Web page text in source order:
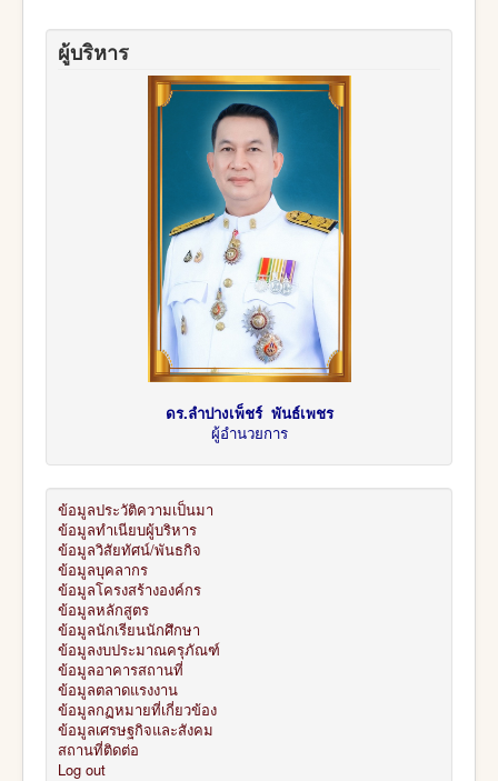
ผู้บริหาร
ดร.ลำปางเพ็ชร์ พันธ์เพชร
ผู้อำนวยการ
ข้อมูลประวัติความเป็นมา
ข้อมูลทำเนียบผู้บริหาร
ข้อมูลวิสัยทัศน์/พันธกิจ
ข้อมูลบุคลากร
ข้อมูลโครงสร้างองค์กร
ข้อมูลหลักสูตร
ข้อมูลนักเรียนนักศึกษา
ข้อมูลงบประมาณครุภัณฑ์
ข้อมูลอาคารสถานที่
ข้อมูลตลาดแรงงาน
ข้อมูลกฏหมายที่เกี่ยวข้อง
ข้อมูลเศรษฐกิจและสังคม
สถานที่ติดต่อ
Log out